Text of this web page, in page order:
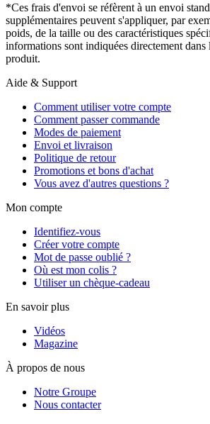
*Ces frais d'envoi se réfèrent à un envoi
supplémentaires peuvent s'appliquer, par
poids, de la taille ou des caractéristiques
informations sont indiquées directement dans
produit.
Aide & Support
Comment utiliser votre compte
Comment passer commande
Modes de paiement
Envoi et livraison
Politique de retour
Promotions et bons d'achat
Vous avez d'autres questions ?
Mon compte
Identifiez-vous
Créer votre compte
Mot de passe oublié ?
Où est mon colis ?
Utiliser un chèque-cadeau
En savoir plus
Vidéos
Magazine
À propos de nous
Notre Groupe
Nous contacter